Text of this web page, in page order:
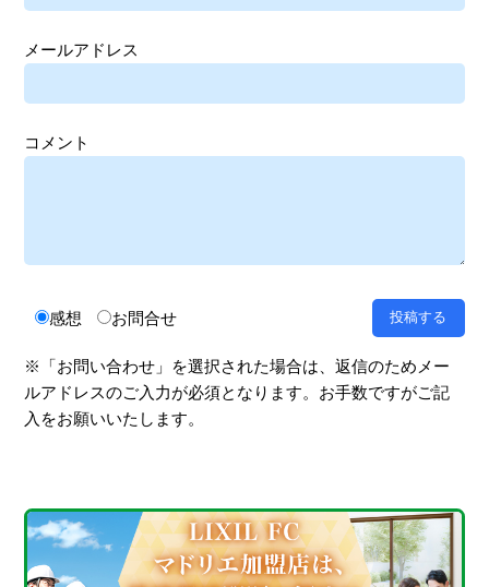
メールアドレス
コメント
感想 お問合せ
※「お問い合わせ」を選択された場合は、返信のためメー
ルアドレスのご入力が必須となります。お手数ですがご記
入をお願いいたします。